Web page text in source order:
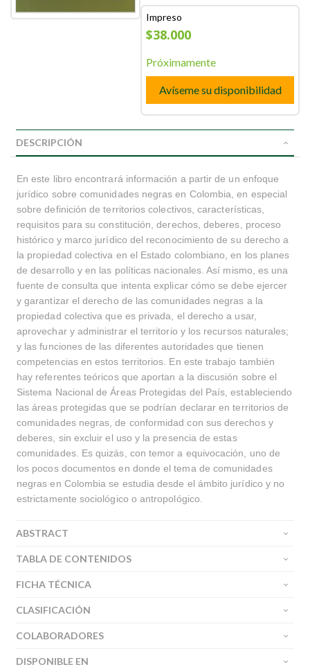
Impreso
$38.000
Próximamente
Avíseme su disponibilidad
DESCRIPCIÓN
En este libro encontrará información a partir de un enfoque
jurídico sobre comunidades negras en Colombia, en especial
sobre definición de territorios colectivos, características,
requisitos para su constitución, derechos, deberes, proceso
histórico y marco jurídico del reconocimiento de su derecho a
la propiedad colectiva en el Estado colombiano, en los planes
de desarrollo y en las políticas nacionales. Así mismo, es una
fuente de consulta que intenta explicar cómo se debe ejercer
y garantizar el derecho de las comunidades negras a la
propiedad colectiva que es privada, el derecho a usar,
aprovechar y administrar el territorio y los recursos naturales;
y las funciones de las diferentes autoridades que tienen
competencias en estos territorios. En este trabajo también
hay referentes teóricos que aportan a la discusión sobre el
Sistema Nacional de Áreas Protegidas del País, estableciendo
las áreas protegidas que se podrían declarar en territorios de
comunidades negras, de conformidad con sus derechos y
deberes, sin excluir el uso y la presencia de estas
comunidades. Es quizás, con temor a equivocación, uno de
los pocos documentos en donde el tema de comunidades
negras en Colombia se estudia desde el ámbito jurídico y no
estrictamente sociológico o antropológico.
ABSTRACT
TABLA DE CONTENIDOS
FICHA TÉCNICA
CLASIFICACIÓN
COLABORADORES
DISPONIBLE EN